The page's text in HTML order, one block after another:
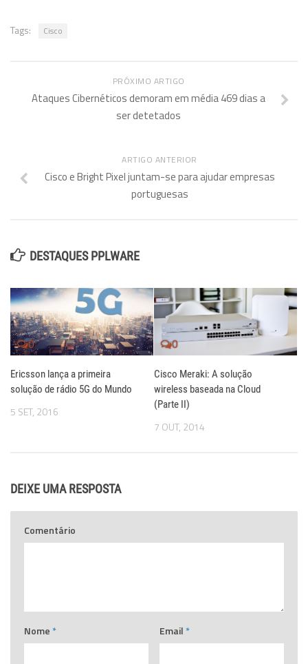
Tags: Cisco
PRÓXIMO ARTIGO
Ataques Cibernéticos demoram em média 469 dias a
ser detetados
ARTIGO ANTERIOR
Cisco e Bright Pixel juntam-se para ajudar empresas
portuguesas
DESTAQUES PPLWARE
0
Ericsson lança a primeira
solução de rádio 5G do Mundo
5 SET, 2016
0
Cisco Meraki: A solução
wireless baseada na Cloud
(Parte II)
7 OUT, 2014
DEIXE UMA RESPOSTA
Comentário
Nome * Email *